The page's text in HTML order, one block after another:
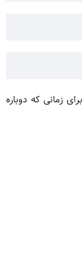
زمانی که دوباره